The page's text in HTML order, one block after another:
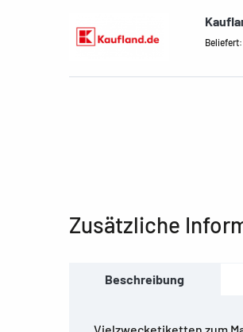
Beliefert:
Zusätzliche
Beschreibung